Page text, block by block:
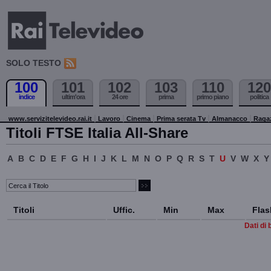
SOLO TESTO
100
indice
101
ultim'ora
102
24 ore
103
prima
110
primo piano
120
politica
www.servizitelevideo.rai.it Lavoro Cinema Prima serata Tv Almanacco
Titoli FTSE Italia All-Share
A B C D E F G H I J K L M N O P Q R S T U V W X Y
Titoli Uffic. Min Max
Dati di